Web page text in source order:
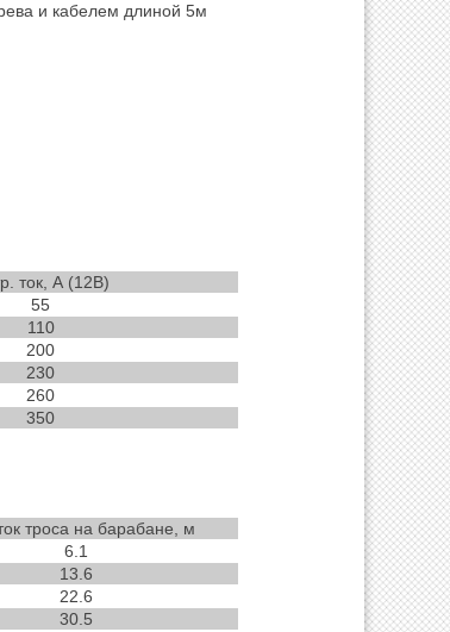
и кабелем длиной 5м
ток, А (12В)
55
110
200
230
260
350
троса на барабане, м
6.1
13.6
22.6
30.5